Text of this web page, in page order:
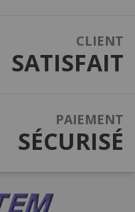
CLIENT
SATISFAIT
PAIEMENT
SÉCURISÉ